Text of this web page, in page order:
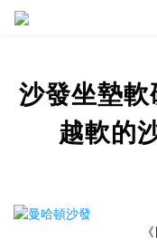
沙發坐墊軟
越軟的